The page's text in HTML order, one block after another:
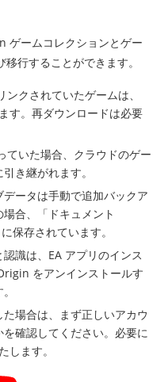
ゲームコレクションとゲー
行することができます。
クされていたゲームは、
す。再ダウンロードは必要
いた場合、クラウドのゲー
き継がれます。
ータは手動で追加バックア
合、「ドキュメント
保存されています。
識は、EA アプリのインス
をアンインストールす
場合は、まず正しいアカウ
確認してください。必要に
します。